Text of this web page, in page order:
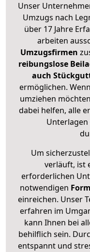
Unser
Umzugs nach
über 17 Jahre
arbeiten
Umzugsfirmen
reibungslose
auch
ermöglichen.
umziehen
dabei helfen, alle
Um
verläuft, ist
erforderlichen
notwendigen
einreichen. Unser
erfahren im
kann Ihnen bei
behilflich sein.
entspannt und